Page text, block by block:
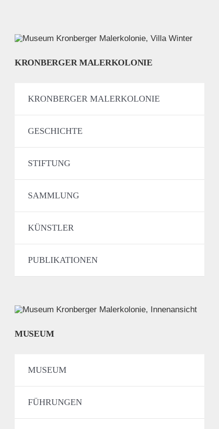
KRONBERGER MALERKOLONIE
KRONBERGER MALERKOLONIE
GESCHICHTE
STIFTUNG
SAMMLUNG
KÜNSTLER
PUBLIKATIONEN
MUSEUM
MUSEUM
FÜHRUNGEN